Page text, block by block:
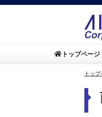
トップページ
トッ